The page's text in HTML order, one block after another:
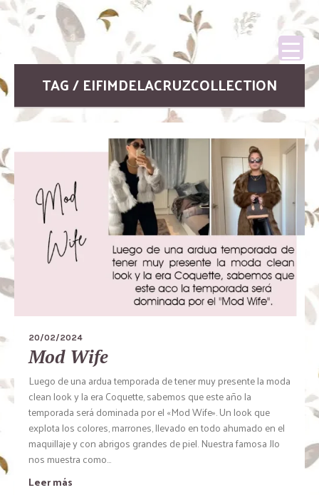
TAG / EIFIMDELACRUZCOLLECTION
20/02/2024
Mod Wife
Luego de una ardua temporada de tener muy presente la moda
clean look y la era Coquette, sabemos que este año la
temporada será dominada por el «Mod Wife». Un look que
explota los colores, marrones, llevado en todo ahumado en el
maquillaje y con abrigos grandes de piel. Nuestra famosa Jlo
nos muestra como...
Leer más